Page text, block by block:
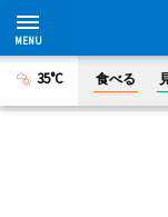
35°C 食べる